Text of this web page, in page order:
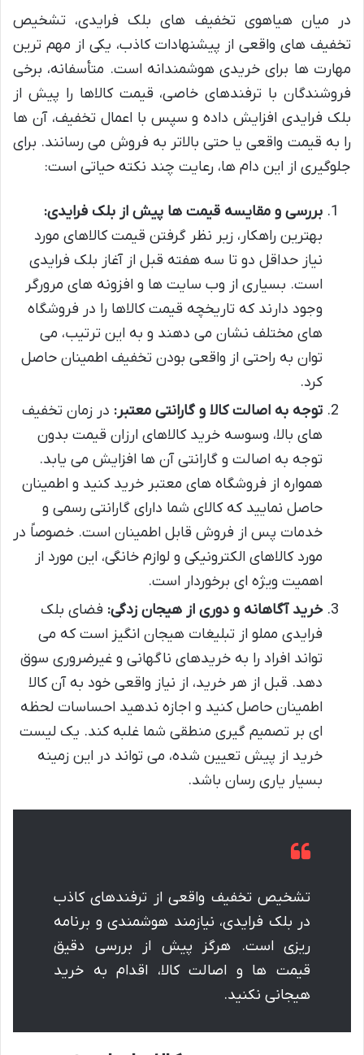
در میان هیاهوی تخفیف های بلک فرایدی، تشخیص
تخفیف های واقعی از پیشنهادات کاذب، یکی از مهم ترین
مهارت ها برای خریدی هوشمندانه است. متأسفانه، برخی
فروشندگان با ترفندهای خاصی، قیمت کالاها را پیش از
بلک فرایدی افزایش داده و سپس با اعمال تخفیف، آن ها
را به قیمت واقعی یا حتی بالاتر به فروش می رسانند. برای
جلوگیری از این دام ها، رعایت چند نکته حیاتی است:
بررسی و مقایسه قیمت ها پیش از بلک فرایدی:
بهترین راهکار، زیر نظر گرفتن قیمت کالاهای مورد
نیاز حداقل دو تا سه هفته قبل از آغاز بلک فرایدی
است. بسیاری از وب سایت ها و افزونه های مرورگر
وجود دارند که تاریخچه قیمت کالاها را در فروشگاه
های مختلف نشان می دهند و به این ترتیب، می
توان به راحتی از واقعی بودن تخفیف اطمینان حاصل
کرد.
توجه به اصالت کالا و گارانتی معتبر: در زمان تخفیف
های بالا، وسوسه خرید کالاهای ارزان قیمت بدون
توجه به اصالت و گارانتی آن ها افزایش می یابد.
همواره از فروشگاه های معتبر خرید کنید و اطمینان
حاصل نمایید که کالای شما دارای گارانتی رسمی و
خدمات پس از فروش قابل اطمینان است. خصوصاً در
مورد کالاهای الکترونیکی و لوازم خانگی، این مورد از
اهمیت ویژه ای برخوردار است.
خرید آگاهانه و دوری از هیجان زدگی: فضای بلک
فرایدی مملو از تبلیغات هیجان انگیز است که می
تواند افراد را به خریدهای ناگهانی و غیرضروری سوق
دهد. قبل از هر خرید، از نیاز واقعی خود به آن کالا
اطمینان حاصل کنید و اجازه ندهید احساسات لحظه
ای بر تصمیم گیری منطقی شما غلبه کند. یک لیست
خرید از پیش تعیین شده، می تواند در این زمینه
بسیار یاری رسان باشد.
تشخیص تخفیف واقعی از ترفندهای کاذب
در بلک فرایدی، نیازمند هوشمندی و برنامه
ریزی است. هرگز پیش از بررسی دقیق
قیمت ها و اصالت کالا، اقدام به خرید
هیجانی نکنید.